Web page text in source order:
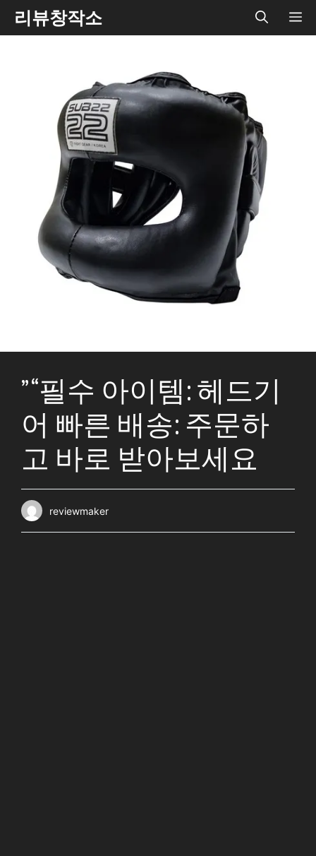
Skip리뷰창작소
” “필수 아이템: 헤드기
어 빠른 배송: 주문하
고 바로 받아보세요
reviewmaker